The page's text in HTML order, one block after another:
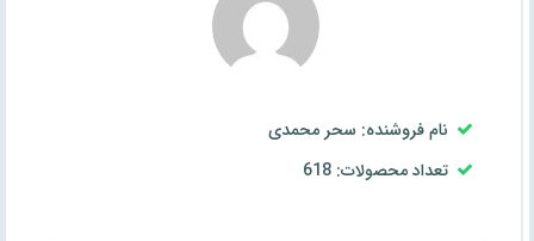
نام فروشنده: سحر محمدی
تعداد محصولات: 618